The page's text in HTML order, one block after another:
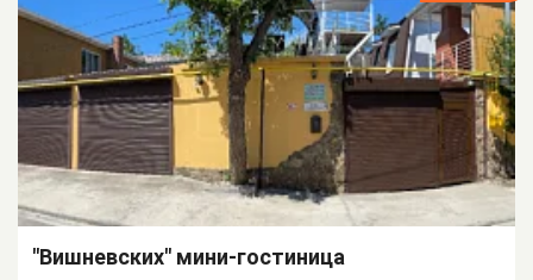
"Вишневских" мини-гостиница